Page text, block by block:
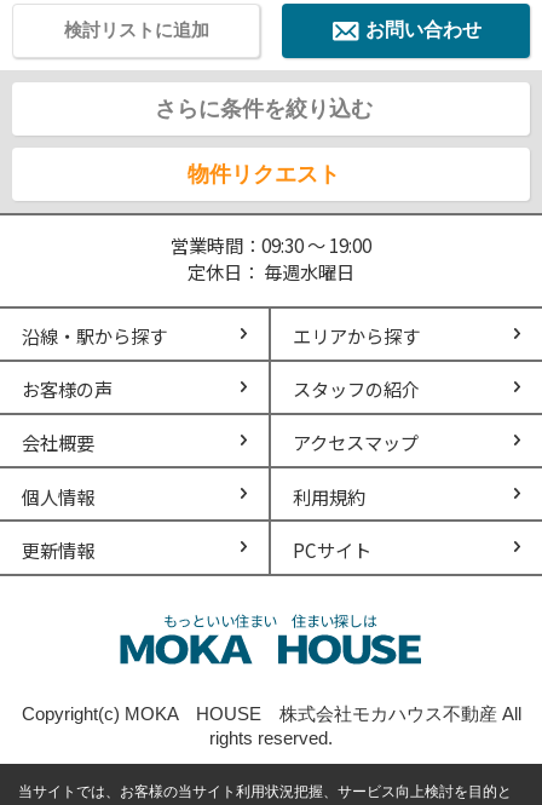
お問い合わせ
検討リストに追加
さらに条件を絞り込む
物件リクエスト
営業時間：09:30 ～ 19:00
定休日： 毎週水曜日
沿線・駅から探す エリアから探す
お客様の声 スタッフの紹介
会社概要 アクセスマップ
個人情報 利用規約
更新情報 PCサイト
Copyright(c) MOKA HOUSE 株式会社モカハウス不動産 All
rights reserved.
当サイトでは、お客様の当サイト利用状況把握、サービス向上検討を目的と